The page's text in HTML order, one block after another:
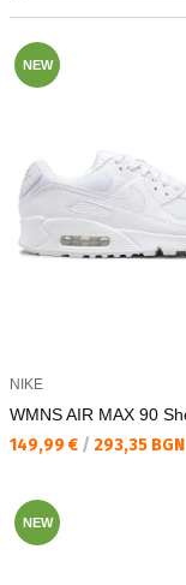
NEW
NIKE
WMNS AIR MAX 90
Текуща цена:
149,99 € / 293,35 BGN
NEW